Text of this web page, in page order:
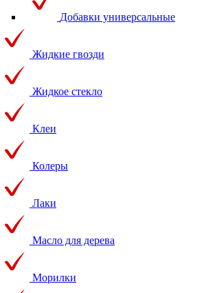
Добавки универсальные
Жидкие гвозди
Жидкое стекло
Клеи
Колеры
Лаки
Масло для дерева
Морилки